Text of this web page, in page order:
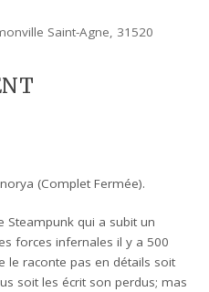
Saint-Agne, 31520
(Complet Fermée).
Steampunk qui a subit un
forces infernales il y a 500
le raconte pas en détails soit
soit les écrit son perdus; mas